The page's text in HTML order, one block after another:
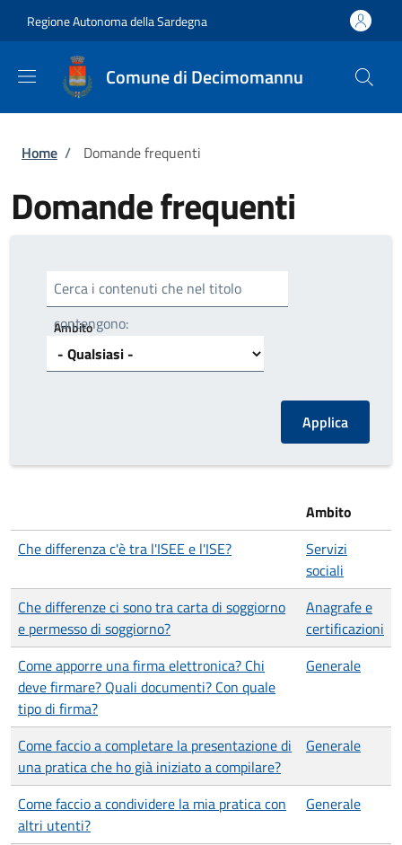
Regione Autonoma della Sardegna
Comune di Decimomannu
Briciole di pane
Home / Domande frequenti
Domande frequenti
Cerca i contenuti che nel titolo
contengono:
Ambito
Ambito
Che differenza c'è tra l'ISEE e l'ISE?
Servizi
sociali
Che differenze ci sono tra carta di soggiorno
e permesso di soggiorno?
Anagrafe e
certificazioni
Come apporre una firma elettronica? Chi
deve firmare? Quali documenti? Con quale
tipo di firma?
Generale
Come faccio a completare la presentazione di
una pratica che ho già iniziato a compilare?
Generale
Come faccio a condividere la mia pratica con
altri utenti?
Generale